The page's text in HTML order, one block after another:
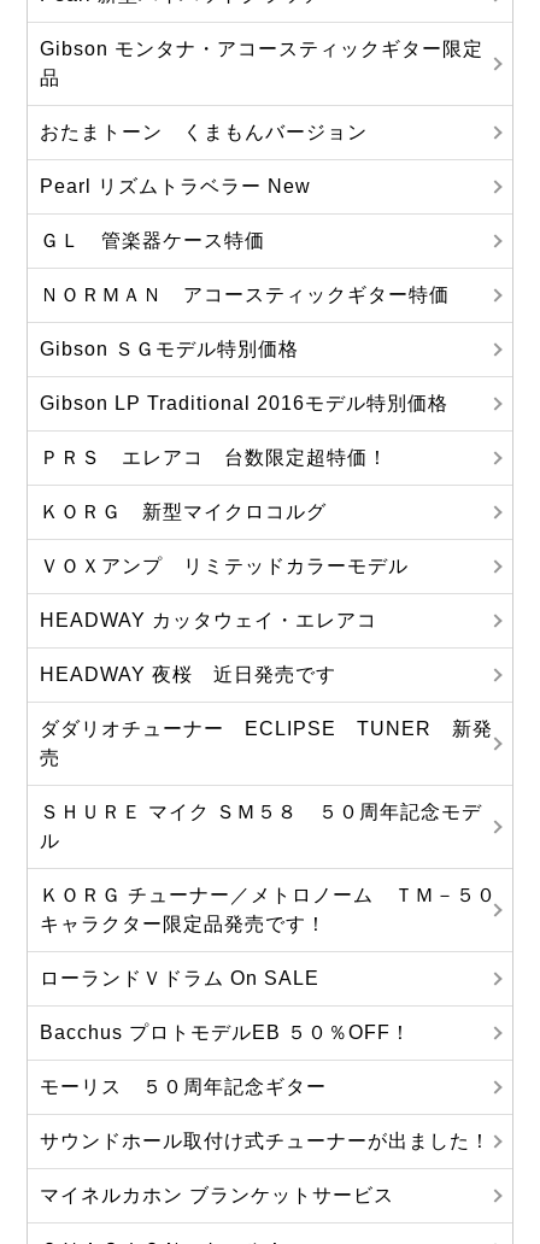
Gibson モンタナ・アコースティックギター限定
品
おたまトーン くまもんバージョン
Pearl リズムトラベラー New
ＧＬ 管楽器ケース特価
ＮＯＲＭＡＮ アコースティックギター特価
Gibson ＳＧモデル特別価格
Gibson LP Traditional 2016モデル特別価格
ＰＲＳ エレアコ 台数限定超特価！
ＫＯＲＧ 新型マイクロコルグ
ＶＯＸアンプ リミテッドカラーモデル
HEADWAY カッタウェイ・エレアコ
HEADWAY 夜桜 近日発売です
ダダリオチューナー ECLIPSE TUNER 新発
売
ＳＨＵＲＥ マイク ＳＭ５８ ５０周年記念モデ
ル
ＫＯＲＧ チューナー／メトロノーム ＴＭ－５０
キャラクター限定品発売です！
ローランドＶドラム On SALE
Bacchus プロトモデルEB ５０％OFF！
モーリス ５０周年記念ギター
サウンドホール取付け式チューナーが出ました！
マイネルカホン ブランケットサービス